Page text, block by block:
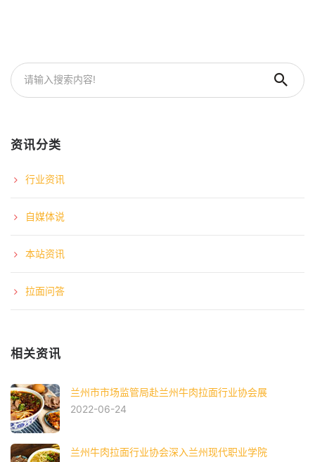
资讯分类
行业资讯
自媒体说
本站资讯
拉面问答
相关资讯
兰州市市场监管局赴兰州牛肉拉面行业协会展
2022-06-24
兰州牛肉拉面行业协会深入兰州现代职业学院